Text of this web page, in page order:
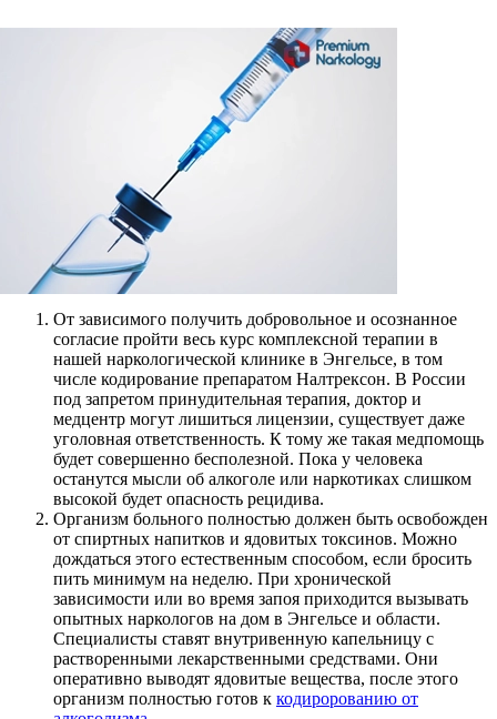
От зависимого получить добровольное и осознанное
согласие пройти весь курс комплексной терапии в
нашей наркологической клинике в Энгельсе, в том
числе кодирование препаратом Налтрексон. В России
под запретом принудительная терапия, доктор и
медцентр могут лишиться лицензии, существует даже
уголовная ответственность. К тому же такая медпомощь
будет совершенно бесполезной. Пока у человека
останутся мысли об алкоголе или наркотиках слишком
высокой будет опасность рецидива.
Организм больного полностью должен быть освобожден
от спиртных напитков и ядовитых токсинов. Можно
дождаться этого естественным способом, если бросить
пить минимум на неделю. При хронической
зависимости или во время запоя приходится вызывать
опытных наркологов на дом в Энгельсе и области.
Специалисты ставят внутривенную капельницу с
растворенными лекарственными средствами. Они
оперативно выводят ядовитые вещества, после этого
организм полностью готов к кодиророванию от